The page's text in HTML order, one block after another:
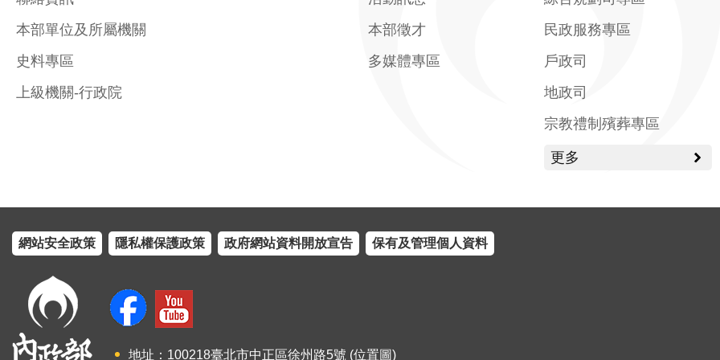
本部單位及所屬機關
史料專區
上級機關-行政院
本部徵才
多媒體專區
民政服務專區
戶政司
地政司
宗教禮制殯葬專區
更多
網站安全政策 隱私權保護政策 政府網站資料開放宣告 保有及管理個人資料
地址：100218臺北市中正區徐州路5號 (位置圖)